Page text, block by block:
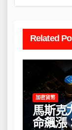
Related
加密貨幣
馬斯克
命飆漲